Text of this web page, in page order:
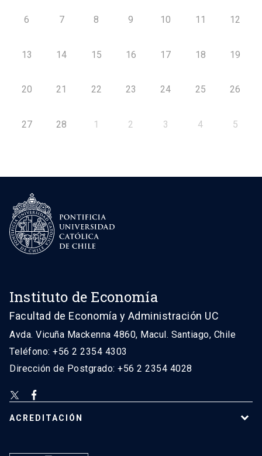
6 7 8 9 10 11 12
13 14 15 16 17 18 19
20 21 22 23 24 25 26
27 28 1 2 3 4 5
Instituto de Economía
Facultad de Economía y Administración UC
Avda. Vicuña Mackenna 4860, Macul. Santiago, Chile
Teléfono: +56 2 2354 4303
Dirección de Postgrado: +56 2 2354 4028
ACREDITACIÓN